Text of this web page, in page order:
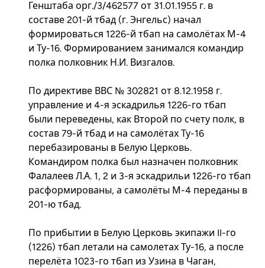
Генштаба орг./3/462577 от 31.01.1955 г. в
составе 201-й тбад (г. Энгельс) начал
формироваться 1226-й тбап на самолётах М-4
и Ту-16. Формированием занимался командир
полка полковник Н.И. Визгалов.
По директиве ВВС № 302821 от 8.12.1958 г.
управление и 4-я эскадрилья 1226-го тбап
были переведены, как Второй по счету полк, в
состав 79-й тбад и на самолётах Ту-16
перебазированы в Белую Церковь.
Командиром полка был назначен полковник
Фалалеев Л.А. 1, 2 и 3-я эскадрильи 1226-го тбап
расформированы, а самолёты М-4 переданы в
201-ю тбад.
По прибытии в Белую Церковь экипажи II-го
(1226) тбап летали на самолетах Ту-16, а после
перелёта 1023-го тбап из Узина в Чаган,